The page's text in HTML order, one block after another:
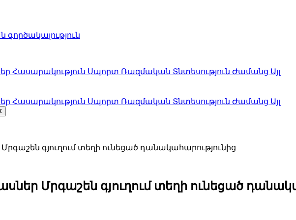
Հասարակություն Սպորտ Ռազմական Տնտեսություն Ժամանց Այլ
Հասարակություն Սպորտ Ռազմական Տնտեսություն Ժամանց Այլ
գյուղում տեղի ունեցած դանակահարությունից
Մրգաշեն գյուղում տեղի ունեցած